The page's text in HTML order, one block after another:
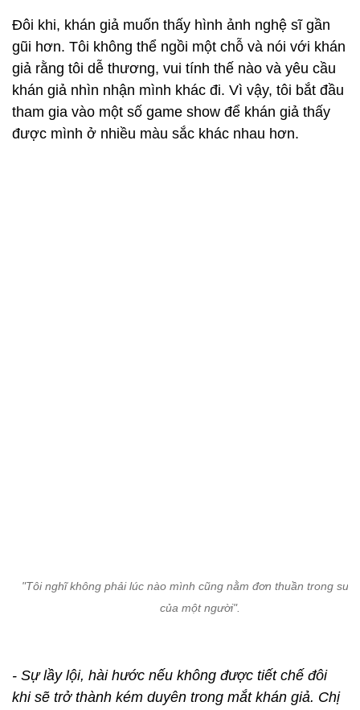
Đôi khi, khán giả muốn thấy hình ảnh nghệ sĩ gần
gũi hơn. Tôi không thể ngồi một chỗ và nói với khán
giả rằng tôi dễ thương, vui tính thế nào và yêu cầu
khán giả nhìn nhận mình khác đi. Vì vậy, tôi bắt đầu
tham gia vào một số game show để khán giả thấy
được mình ở nhiều màu sắc khác nhau hơn.
"Tôi nghĩ không phải lúc nào mình cũng nằm đơn thuần trong suy
của một người".
- Sự lầy lội, hài hước nếu không được tiết chế đôi
khi sẽ trở thành kém duyên trong mắt khán giả. Chị